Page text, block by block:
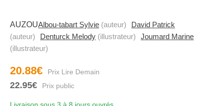
AUZOUAlbou-tabart Sylvie (auteur)
David Patrick
(auteur)
Denturck Melody (illustrateur)
Joumard Marine
(illustrateur)
20.88€
22.95€